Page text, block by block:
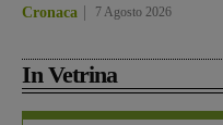
Cronaca 7 Agosto 2026
In Vetrina